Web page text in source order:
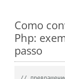
Como
Php:
passo